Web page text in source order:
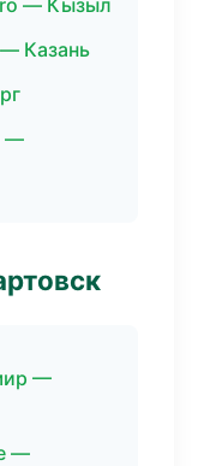
— Кызыл
Казань
—
—
—